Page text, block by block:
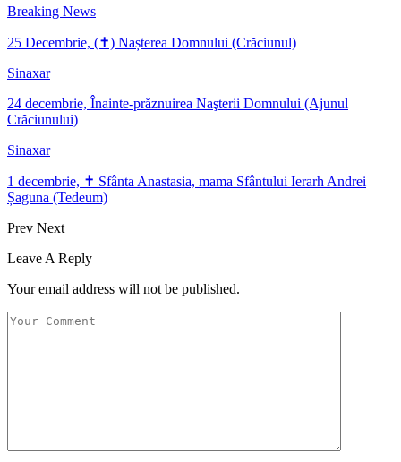
Breaking News
25 Decembrie, (✝) Nașterea Domnului (Crăciunul)
Sinaxar
24 decembrie, Înainte-prăznuirea Naşterii Domnului (Ajunul
Crăciunului)
Sinaxar
1 decembrie, ✝ Sfânta Anastasia, mama Sfântului Ierarh Andrei
Șaguna (Tedeum)
Prev Next
Leave A Reply
Your email address will not be published.